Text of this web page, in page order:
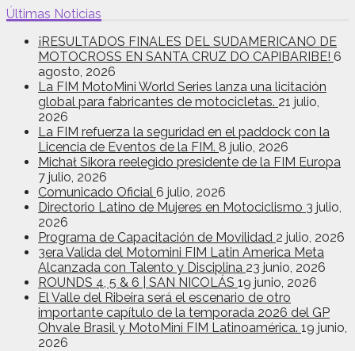
Últimas Noticias
¡RESULTADOS FINALES DEL SUDAMERICANO DE
MOTOCROSS EN SANTA CRUZ DO CAPIBARIBE! 6
agosto, 2026
La FIM MotoMini World Series lanza una licitación
global para fabricantes de motocicletas. 21 julio,
2026
La FIM refuerza la seguridad en el paddock con la
Licencia de Eventos de la FIM. 8 julio, 2026
Michał Sikora reelegido presidente de la FIM Europa
7 julio, 2026
Comunicado Oficial 6 julio, 2026
Directorio Latino de Mujeres en Motociclismo 3 julio,
2026
Programa de Capacitación de Movilidad 2 julio, 2026
3era Valida del Motomini FIM Latin America Meta
Alcanzada con Talento y Disciplina 23 junio, 2026
ROUNDS 4, 5 & 6 | SAN NICOLÁS 19 junio, 2026
El Valle del Ribeira será el escenario de otro
importante capítulo de la temporada 2026 del GP
Ohvale Brasil y MotoMini FIM Latinoamérica. 19 junio,
2026